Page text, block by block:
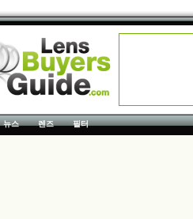
뉴스 렌즈 필터